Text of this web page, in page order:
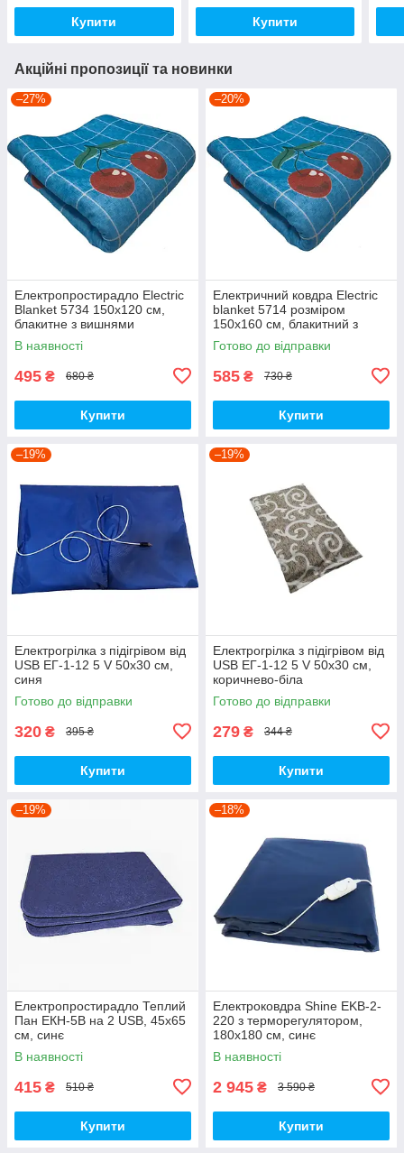
Купити Купити
Акційні пропозиції та новинки
–27%
Електропростирадло Electric
Blanket 5734 150х120 см,
блакитне з вишнями
В наявності
495 ₴ 680 ₴
Купити
–20%
Електричний ковдра Electric
blanket 5714 розміром
150х160 см, блакитний з
вишнями.
Готово до відправки
585 ₴ 730 ₴
Купити
–19%
Електрогрілка з підігрівом від
USB ЕГ-1-12 5 V 50х30 см,
синя
Готово до відправки
320 ₴ 395 ₴
Купити
–19%
Електрогрілка з підігрівом від
USB ЕГ-1-12 5 V 50х30 см,
коричнево-біла
Готово до відправки
279 ₴ 344 ₴
Купити
–19%
Електропростирадло Теплий
Пан ЕКН-5В на 2 USB, 45х65
см, синє
В наявності
415 ₴ 510 ₴
Купити
–18%
Електроковдра Shine EKB-2-
220 з терморегулятором,
180x180 см, синє
В наявності
2 945 ₴ 3 590 ₴
Купити